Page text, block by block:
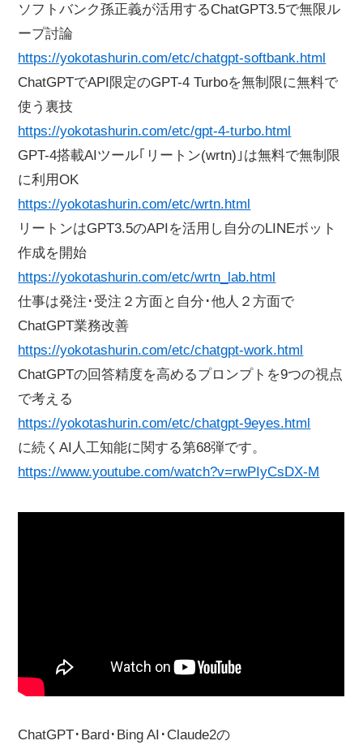
ソフトバンク孫正義が活用するChatGPT3.5で無限ル
ープ討論
https://yokotashurin.com/etc/chatgpt-softbank.html
ChatGPTでAPI限定のGPT-4 Turboを無制限に無料で
使う裏技
https://yokotashurin.com/etc/gpt-4-turbo.html
GPT-4搭載AIツール｢リートン(wrtn)｣は無料で無制限
に利用OK
https://yokotashurin.com/etc/wrtn.html
リートンはGPT3.5のAPIを活用し自分のLINEボット
作成を開始
https://yokotashurin.com/etc/wrtn_lab.html
仕事は発注･受注２方面と自分･他人２方面で
ChatGPT業務改善
https://yokotashurin.com/etc/chatgpt-work.html
ChatGPTの回答精度を高めるプロンプトを9つの視点
で考える
https://yokotashurin.com/etc/chatgpt-9eyes.html
に続くAI人工知能に関する第68弾です。
https://www.youtube.com/watch?v=rwPIyCsDX-M
ChatGPT･Bard･Bing AI･Claude2の